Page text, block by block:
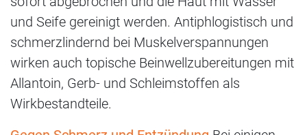
und Seife gereinigt werden. Antiphlogistisch und
schmerzlindernd bei Muskelverspannungen
wirken auch topische Beinwellzubereitungen mit
Allantoin, Gerb- und Schleimstoffen als
Wirkbestandteile.